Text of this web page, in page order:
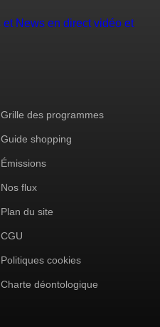
Grille des programmes
Guide shopping
Émissions
Nos flux
Plan du site
CGU
Politiques cookies
Charte déontologique